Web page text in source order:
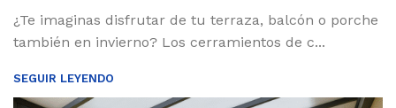
¿Te imaginas disfrutar de tu terraza, balcón o porche
también en invierno? Los cerramientos de c...
SEGUIR LEYENDO